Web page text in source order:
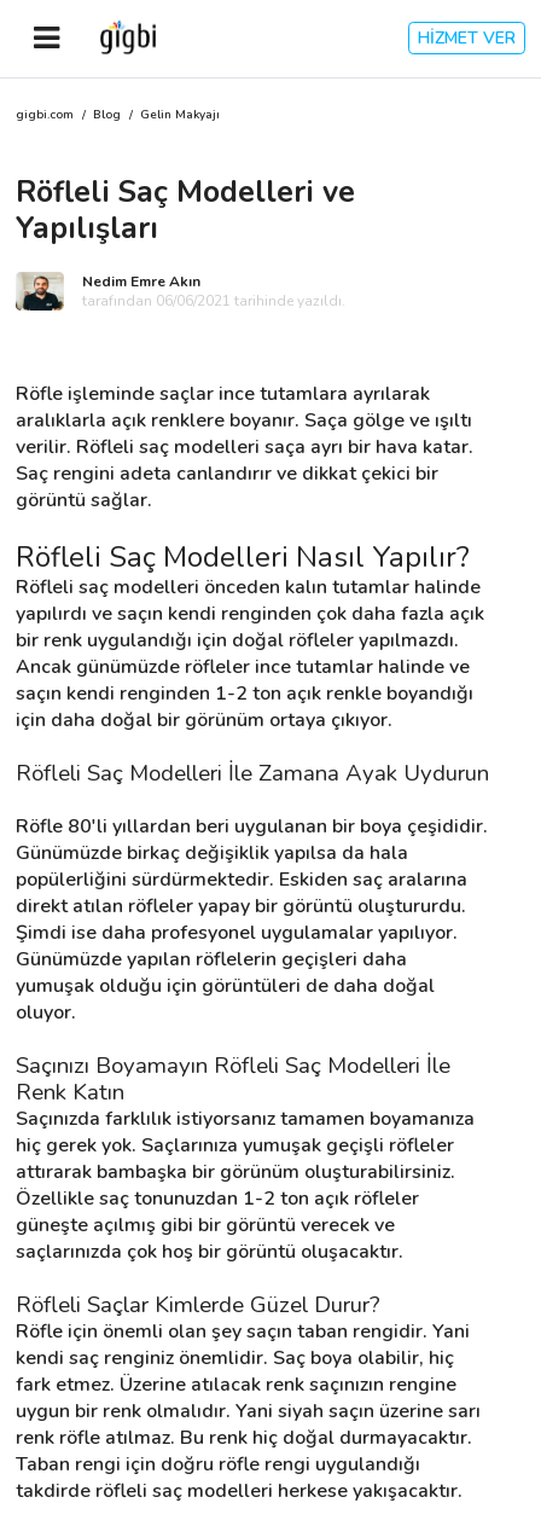
HİZMET VER
Anasayfa
Giriş Yap
Kategoriler
🎈 Biz Kimiz?
🧐 Nasıl Çalışır?
Destek
İletişim
Kariyer
Blog
gigbi.com / Blog / Gelin Makyajı
Röfleli Saç Modelleri ve
Yapılışları
Nedim Emre Akın
tarafından 06/06/2021 tarihinde yazıldı.
Röfle işleminde saçlar ince tutamlara ayrılarak
aralıklarla açık renklere boyanır. Saça gölge ve ışıltı
verilir. Röfleli saç modelleri saça ayrı bir hava katar.
Saç rengini adeta canlandırır ve dikkat çekici bir
görüntü sağlar.
Röfleli Saç Modelleri Nasıl Yapılır?
Röfleli saç modelleri önceden kalın tutamlar halinde
yapılırdı ve saçın kendi renginden çok daha fazla açık
bir renk uygulandığı için doğal röfleler yapılmazdı.
Ancak günümüzde röfleler ince tutamlar halinde ve
saçın kendi renginden 1-2 ton açık renkle boyandığı
için daha doğal bir görünüm ortaya çıkıyor.
Röfleli Saç Modelleri İle Zamana Ayak Uydurun
Röfle 80'li yıllardan beri uygulanan bir boya çeşididir.
Günümüzde birkaç değişiklik yapılsa da hala
popülerliğini sürdürmektedir. Eskiden saç aralarına
direkt atılan röfleler yapay bir görüntü oluştururdu.
Şimdi ise daha profesyonel uygulamalar yapılıyor.
Günümüzde yapılan röflelerin geçişleri daha
yumuşak olduğu için görüntüleri de daha doğal
oluyor.
Saçınızı Boyamayın Röfleli Saç Modelleri İle
Renk Katın
Saçınızda farklılık istiyorsanız tamamen boyamanıza
hiç gerek yok. Saçlarınıza yumuşak geçişli röfleler
attırarak bambaşka bir görünüm oluşturabilirsiniz.
Özellikle saç tonunuzdan 1-2 ton açık röfleler
güneşte açılmış gibi bir görüntü verecek ve
saçlarınızda çok hoş bir görüntü oluşacaktır.
Röfleli Saçlar Kimlerde Güzel Durur?
Röfle için önemli olan şey saçın taban rengidir. Yani
kendi saç renginiz önemlidir. Saç boya olabilir, hiç
fark etmez. Üzerine atılacak renk saçınızın rengine
uygun bir renk olmalıdır. Yani siyah saçın üzerine sarı
renk röfle atılmaz. Bu renk hiç doğal durmayacaktır.
Taban rengi için doğru röfle rengi uygulandığı
takdirde röfleli saç modelleri herkese yakışacaktır.